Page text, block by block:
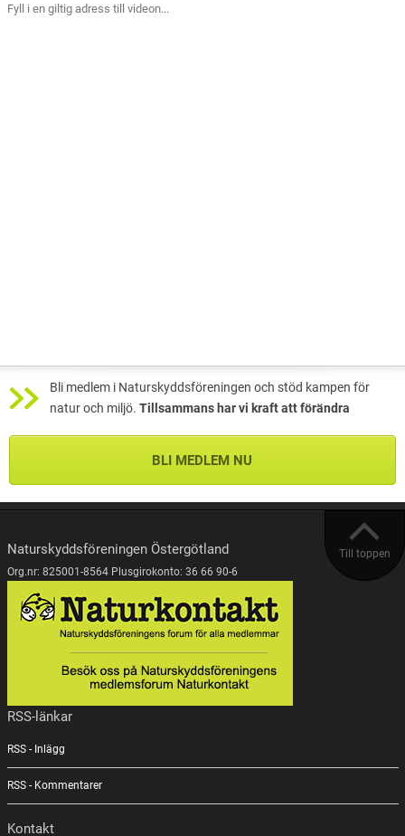
Fyll i en giltig adress till videon...
Bli medlem i Naturskyddsföreningen och stöd kampen för
natur och miljö. Tillsammans har vi kraft att förändra
BLI MEDLEM NU
Till toppen
Naturskyddsföreningen Östergötland
Org.nr: 825001-8564 Plusgirokonto: 36 66 90-6
RSS-länkar
RSS - Inlägg
RSS - Kommentarer
Kontakt